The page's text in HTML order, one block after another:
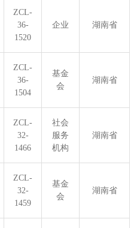
ZCL-
36-
1520
企业 湖南省
ZCL-
36-
1504
基金
会
湖南省
ZCL-
32-
1466
社会
服务
机构
湖南省
ZCL-
32-
1459
基金
会
湖南省